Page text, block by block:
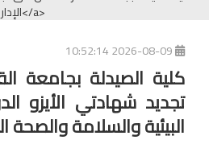
كلية الصيدلة بجامعة
تجديد شهادتي الأيزو
البيئية والسلامة والصحة